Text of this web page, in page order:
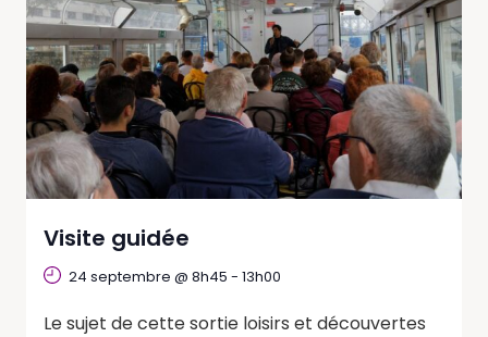
Visite guidée
24 septembre @ 8h45 - 13h00
Le sujet de cette sortie loisirs et découvertes